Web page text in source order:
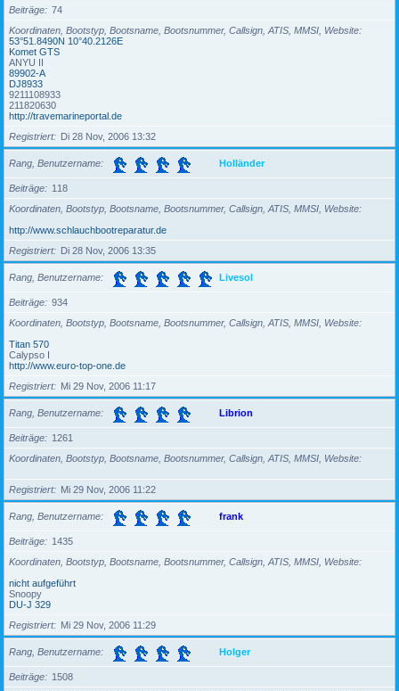
Beiträge
74
Koordinaten, Bootstyp, Bootsname, Bootsnummer, Callsign, ATIS, MMSI, Website
53°51.8490N 10°40.2126E
Komet GTS
ANYU II
89902-A
DJ8933
9211108933
211820630
http://travemarineportal.de
Registriert
Di 28 Nov, 2006 13:32
Rang, Benutzername Holländer
Beiträge
118
Koordinaten, Bootstyp, Bootsname, Bootsnummer, Callsign, ATIS, MMSI, Website
http://www.schlauchbootreparatur.de
Registriert
Di 28 Nov, 2006 13:35
Rang, Benutzername Livesol
Beiträge
934
Koordinaten, Bootstyp, Bootsname, Bootsnummer, Callsign, ATIS, MMSI, Website
Titan 570
Calypso I
http://www.euro-top-one.de
Registriert
Mi 29 Nov, 2006 11:17
Rang, Benutzername Librion
Beiträge
1261
Koordinaten, Bootstyp, Bootsname, Bootsnummer, Callsign, ATIS, MMSI, Website
Registriert Mi 29 Nov, 2006 11:22
Rang, Benutzername frank
Beiträge
1435
Koordinaten, Bootstyp, Bootsname, Bootsnummer, Callsign, ATIS, MMSI, Website
nicht aufgeführt
Snoopy
DU-J 329
Registriert
Mi 29 Nov, 2006 11:29
Rang, Benutzername Holger
Beiträge
1508